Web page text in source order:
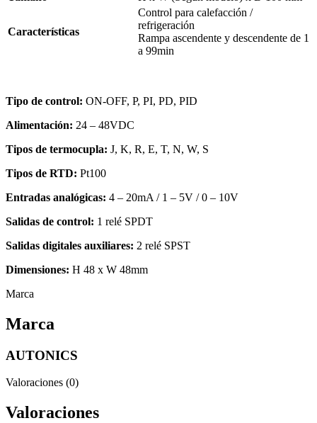
Características
Control para calefacción /
refrigeración
Rampa ascendente y descendente de 1
a 99min
Tipo de control: ON-OFF, P, PI, PD, PID
Alimentación: 24 – 48VDC
Tipos de termocupla: J, K, R, E, T, N, W, S
Tipos de RTD: Pt100
Entradas analógicas: 4 – 20mA / 1 – 5V / 0 – 10V
Salidas de control: 1 relé SPDT
Salidas digitales auxiliares: 2 relé SPST
Dimensiones: H 48 x W 48mm
Marca
Marca
AUTONICS
Valoraciones (0)
Valoraciones